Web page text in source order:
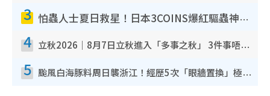
3 怕蟲人士夏日救星！日本3COINS爆紅驅蟲神器$45起 1招「全程免觸碰」輕鬆搞定小強
4 立秋2026｜8月7日立秋進入「多事之秋」 3件事唔做得！專家教6招開運 清枱頭／銀包納氣接好運
5 颱風白海豚料周日襲浙江！經歷5次「眼牆置換」極罕見 成登陸內地最長途颱風